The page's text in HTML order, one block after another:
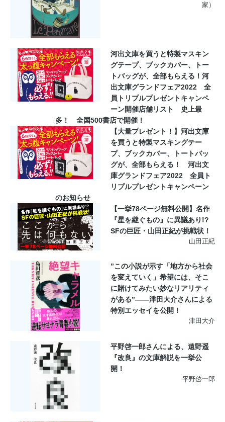
家）
河出文庫を買うと特製マスキン
グテープ、ブックカバー、トー
トバッグが、全部もらえる！河
出文庫グランドフェア2022 全
員トリプルプレゼントキャンペ
ーン開催店舗リスト 史上最
多！ 全国500書店で開催！
【大量プレゼント！】河出文庫
を買うと特製マスキングテー
プ、ブックカバー、トートバッ
グが、全部もらえる！ 河出文
庫グランドフェア2022 全員ト
リプルプレゼントキャンペーン
のお知らせ
【一挙78ページ無料公開】名作
『星を継ぐもの』に異議あり!?
SFの巨匠・山田正紀が挑戦状！
山田正紀
”この小説が示す「地方から社会
を変えていく」希望には、そこ
に賭けてみたい妙なリアリティ
がある”――津田大介さんによる
特別エッセイを公開！
津田大介
平野啓一郎さんによる、遠野遥
『改良』の文庫解説を一挙公
開！
平野啓一郎